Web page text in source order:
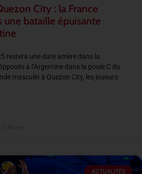
City : la France
une bataille épuisante
restera une date amère dans la
à l’Argentine dans la poule C du
masculin à Quezon City, les joueurs
ACTUALITÉS